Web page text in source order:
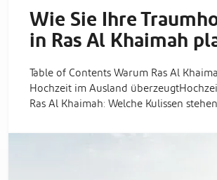
Wie Sie Ihre
in Ras Al Khaimah
Table of Contents Warum Ras Al
Hochzeit im Ausland
Ras Al Khaimah: Welche Kulissen